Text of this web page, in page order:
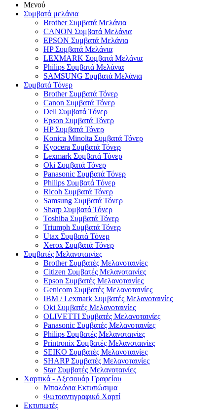
Μενού
Συμβατά μελάνια
Brother Συμβατά Μελάνια
CANON Συμβατά Μελάνια
EPSON Συμβατά Μελάνια
HP Συμβατά Μελάνια
LEXMARK Συμβατά Μελάνια
Philips Συμβατά Μελάνια
SAMSUNG Συμβατά Μελάνια
Συμβατά Τόνερ
Brother Συμβατά Τόνερ
Canon Συμβατά Τόνερ
Dell Συμβατά Τόνερ
Epson Συμβατά Τόνερ
HP Συμβατά Τόνερ
Konica Minolta Συμβατά Τόνερ
Kyocera Συμβατά Τόνερ
Lexmark Συμβατά Τόνερ
Oki Συμβατά Τόνερ
Panasonic Συμβατά Τόνερ
Philips Συμβατά Τόνερ
Ricoh Συμβατά Τόνερ
Samsung Συμβατά Τόνερ
Sharp Συμβατά Τόνερ
Toshiba Συμβατά Τόνερ
Triumph Συμβατά Τόνερ
Utax Συμβατά Τόνερ
Xerox Συμβατά Τόνερ
Συμβατές Μελανοταινίες
Brother Συμβατές Μελανοταινίες
Citizen Συμβατές Μελανοταινίες
Epson Συμβατές Μελανοταινίες
Genicom Συμβατές Μελανοταινίες
IBM / Lexmark Συμβατές Μελανοταινίες
Oki Συμβατές Μελανοταινίες
OLIVETTI Συμβατές Μελανοταινίες
Panasonic Συμβατές Μελανοταινίες
Philips Συμβατές Μελανοταινίες
Printronix Συμβατές Μελανοταινίες
SEIKO Συμβατές Μελανοταινίες
SHARP Συμβατές Μελανοταινίες
Star Συμβατές Μελανοταινίες
Χαρτικά - Αξεσουάρ Γραφείου
Μπαλόνια Εκτυπώσιμα
Φωτοαντιγραφικό Χαρτί
Εκτυπωτές